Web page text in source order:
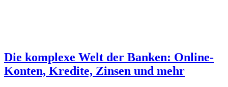
Die komplexe Welt der Banken: Online-
Konten, Kredite, Zinsen und mehr